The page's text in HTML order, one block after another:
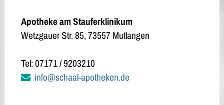
Apotheke am Stauferklinikum
Wetzgauer Str. 85, 73557 Mutlangen
Tel: 07171 / 9203210
info@schaal-apotheken.de